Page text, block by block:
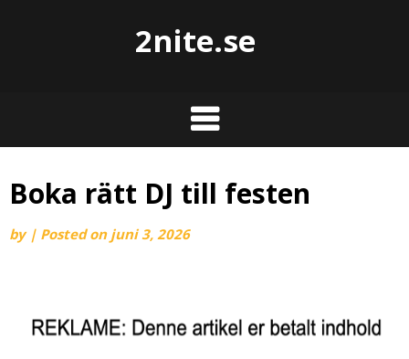
2nite.se
Boka rätt DJ till festen
by | Posted on juni 3, 2026